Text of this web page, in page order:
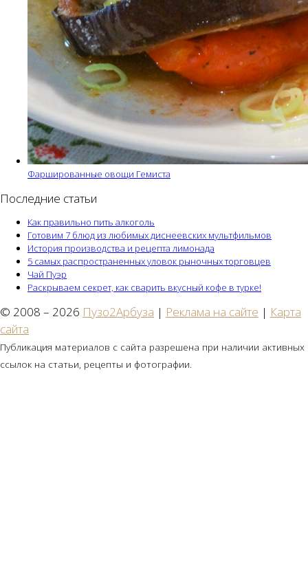
Фаршированные овощи Гемиста
Последние статьи
Как правильно пить алкоголь
Готовим 7 блюд из любимых диснеевских мультфильмов
История производства и рецепта лимонада
5 самых распространенных уловок рыночных торговцев
Чай Пуэр
Раскрываем секрет, как сварить вкусный кофе в турке!
© 2008 – 2026 Пузо2Арбуза | Реклама на сайте | Карта
сайта
Публикация материалов с сайта разрешена при наличии активных
ссылок на статьи, рецепты и фотографии.